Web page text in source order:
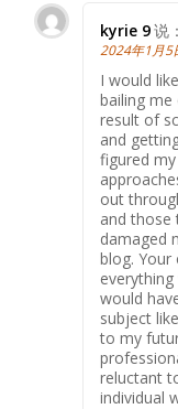
kyrie 9说：
2024年1月5
I would
bailing
result of
and
figured
out
and those
damaged
blog. Your
would
subject
to my
reluctant
individual